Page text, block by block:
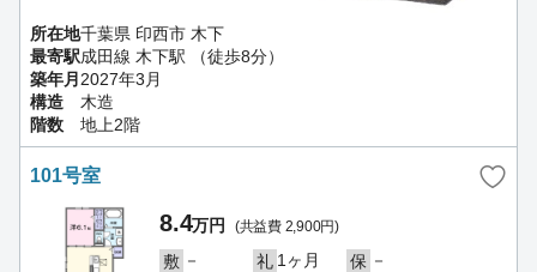
所在地千葉県 印西市 木下
最寄駅成田線 木下駅 （徒歩8分）
築年月 2027年3月
構造
木造
階数
地上2階
101号室
8.4万円 (共益費 2,900円)
敷 － 礼 1ヶ月 保 －